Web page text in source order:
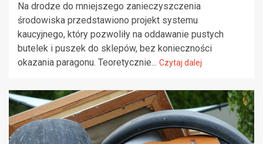
Na drodze do mniejszego zanieczyszczenia
środowiska przedstawiono projekt systemu
kaucyjnego, który pozwoliły na oddawanie pustych
butelek i puszek do sklepów, bez konieczności
okazania paragonu. Teoretycznie... Czytaj dalej